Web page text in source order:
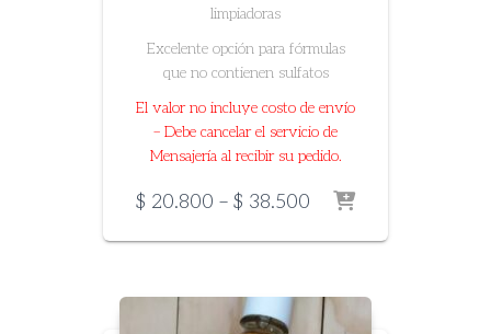
limpiadoras
Excelente opción para fórmulas
que no contienen sulfatos
El valor no incluye costo de envío
– Debe cancelar el servicio de
Mensajería al recibir su pedido.
$ 20.800 – $ 38.500 Price
$ 20.800
$ 38.500